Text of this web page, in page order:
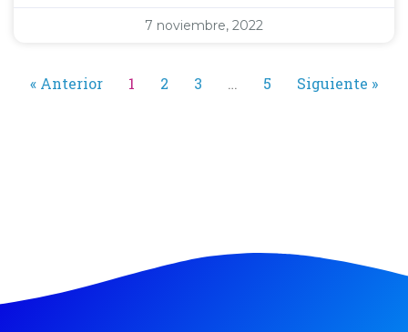
7 noviembre, 2022
« Anterior 1 2 3 … 5 Siguiente »